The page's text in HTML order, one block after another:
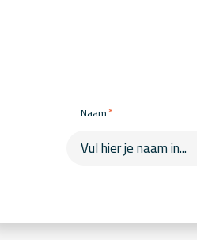
Naam*